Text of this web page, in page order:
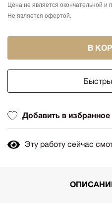
Цена не является окончательной и
Не является офертой.
В
Добавить в избранное
Эту работу сейчас